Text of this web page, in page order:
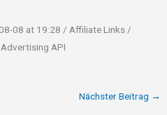
08 at 19:28 / Affiliate Links /
API
Nächster Beitrag →